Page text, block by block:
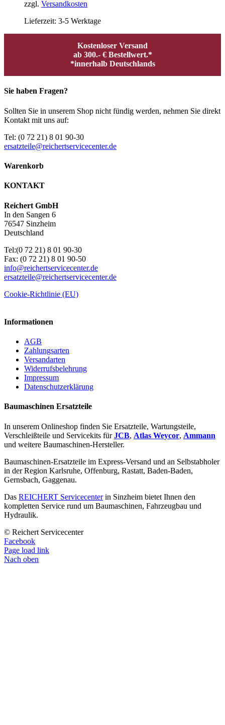
zzgl. Versandkosten
Lieferzeit: 3-5 Werktage
Kostenloser Versand
ab 300.- € Bestellwert.*
*innerhalb Deutschlands
Sie haben Fragen?
Sollten Sie in unserem Shop nicht fündig werden, nehmen Sie direkt
Kontakt mit uns auf:
Tel: (0 72 21) 8 01 90-30
ersatzteile@reichertservicecenter.de
Warenkorb
KONTAKT
Reichert GmbH
In den Sangen 6
76547 Sinzheim
Deutschland
Tel:(0 72 21) 8 01 90-30
Fax: (0 72 21) 8 01 90-50
info@reichertservicecenter.de
ersatzteile@reichertservicecenter.de
Cookie-Richtlinie (EU)
Informationen
AGB
Zahlungsarten
Versandarten
Widerrufsbelehrung
Impressum
Datenschutzerklärung
Baumaschinen Ersatzteile
In unserem Onlineshop finden Sie Ersatzteile, Wartungsteile,
Verschleißteile und Servicekits fürJCB, Atlas Weycor, Ammann
und weitere Baumaschinen-Hersteller.
Baumaschinen-Ersatzteile im Express-Versand und an Selbstabholer
in der Region Karlsruhe, Offenburg, Rastatt, Baden-Baden,
Gernsbach, Gaggenau.
Das REICHERT Servicecenterin Sinzheim bietet Ihnen den
kompletten Service rund um Baumaschinen, Fahrzeugbau und
Hydraulik.
© Reichert Servicecenter
Facebook
Page load link
Nach oben